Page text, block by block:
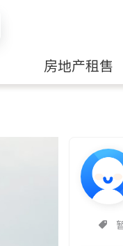
房地产租售